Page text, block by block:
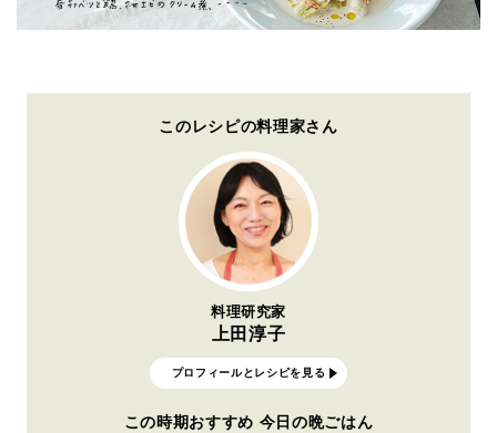
このレシピの料理家さん
料理研究家
上田淳子
プロフィールとレシピを見る
この時期おすすめ 今日の晩ごはん